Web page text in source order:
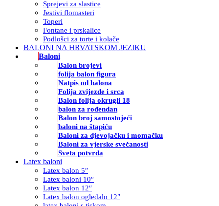
Sprejevi za slastice
Jestivi flomasteri
Toperi
Fontane i prskalice
Podlošci za torte i kolače
BALONI NA HRVATSKOM JEZIKU
Baloni
Balon brojevi
folija balon figura
Natpis od balona
Folija zvijezde i srca
Balon folija okrugli 18
balon za rođendan
Balon broj samostojeći
baloni na štapiću
Baloni za djevojačku i momačku
Baloni za vjerske svečanosti
Sveta potvrda
Latex baloni
Latex balon 5″
Latex baloni 10″
Latex balon 12″
Latex balon ogledalo 12″